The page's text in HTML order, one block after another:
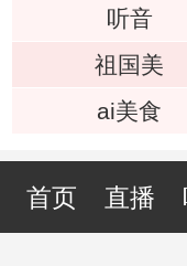
听音
祖国美
ai美食
首页 直播